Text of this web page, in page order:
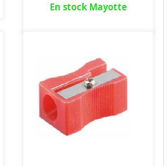
En stock Mayotte